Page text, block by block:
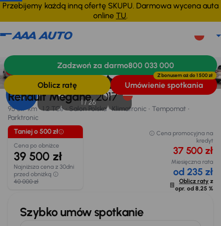
Przebijemy każdą inną ofertę SKUPU. Darmowa wycena auta
online TU.
Taniej o 500 zł
8,25 %
1 /26
Renault Megane, 2017
95 817 km 1.2 TCe Salon Polska Klimatronic
Tempomat
Parktronic
Taniej o 500 zł
Cena po obniżce
39 500 zł
Najniższa cena z 30dni
przed obniżką
40 000 zł
Cena promocyjna na
kredyt
37 500 zł
Miesięczna rata
od 235 zł
Oblicz raty z
opr. od 8,25 %
Szybko umów spotkanie
WyposażenieZalety samochoduFinansowanie
Zadzwoń za darmo800 033 000
Oblicz ratę Umówienie spotkania
Z bonusem aż do1 500 zł